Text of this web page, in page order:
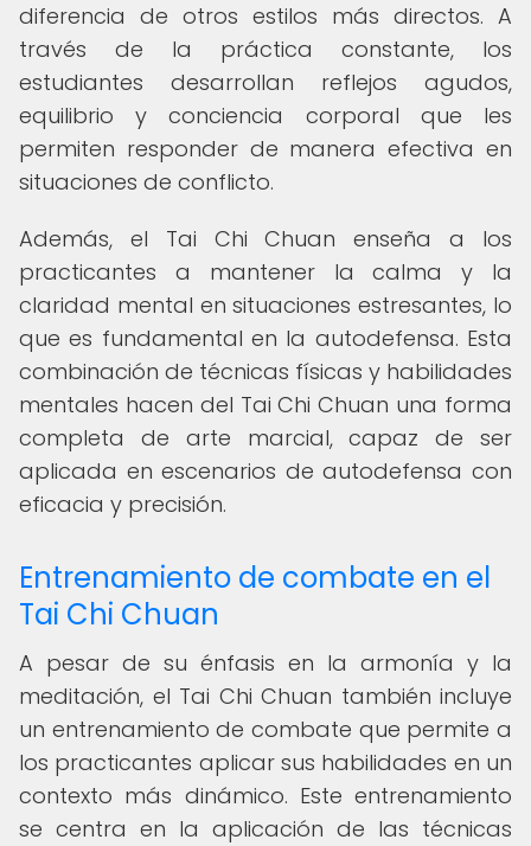
diferencia de otros estilos más directos. A
través de la práctica constante, los
estudiantes desarrollan reflejos agudos,
equilibrio y conciencia corporal que les
permiten responder de manera efectiva en
situaciones de conflicto.
Además, el Tai Chi Chuan enseña a los
practicantes a mantener la calma y la
claridad mental en situaciones estresantes, lo
que es fundamental en la autodefensa. Esta
combinación de técnicas físicas y habilidades
mentales hacen del Tai Chi Chuan una forma
completa de arte marcial, capaz de ser
aplicada en escenarios de autodefensa con
eficacia y precisión.
Entrenamiento de combate en el
Tai Chi Chuan
A pesar de su énfasis en la armonía y la
meditación, el Tai Chi Chuan también incluye
un entrenamiento de combate que permite a
los practicantes aplicar sus habilidades en un
contexto más dinámico. Este entrenamiento
se centra en la aplicación de las técnicas